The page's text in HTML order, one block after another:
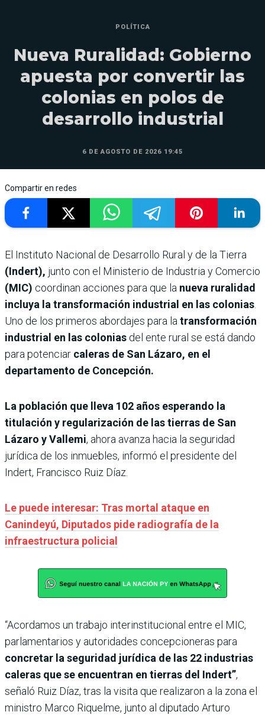
POLÍTICA
Nueva Ruralidad: Gobierno
apuesta por convertir las
colonias en polos de
desarrollo industrial
6 DE AGOSTO DE 2026 19:45
Compartir en redes
El Instituto Nacional de Desarrollo Rural y de la Tierra
(Indert), junto con el Ministerio de Industria y Comercio
(MIC) coordinan acciones para que la nueva ruralidad
incluya la transformación industrial en las colonias.
Uno de los primeros abordajes para latransformación
industrial en las colonias del ente rural se está dando
para potenciar caleras de San Lázaro, en el
departamento de Concepción.
La población que lleva 102 años esperando la
titulación y regularización de las tierras de San
Lázaro y Vallemi, ahora avanza hacia la seguridad
jurídica de los inmuebles, informó el presidente del
Indert, Francisco Ruiz Díaz.
Le puede interesar: Tras mortal ataque en
Canindeyú, Diputados pide radiografía de la
infraestructura policial
“Acordamos un trabajo interinstitucional entre el MIC,
parlamentarios y autoridades concepcioneras para
concretar la seguridad jurídica de las 22 industrias
caleras que se encuentran en tierras del Indert”,
señaló Ruiz Díaz, tras la visita que realizaron a la zona el
ministro Marco Riquelme, junto al diputado Arturo